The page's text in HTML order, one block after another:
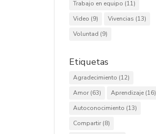
Trabajo en equipo (11)
Video (9) Vivencias (13)
Voluntad (9)
Etiquetas
Agradecimiento (12)
Amor (63) Aprendizaje (16)
Autoconocimiento (13)
Compartir (8)